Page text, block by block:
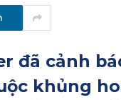
đã cảnh
khủng